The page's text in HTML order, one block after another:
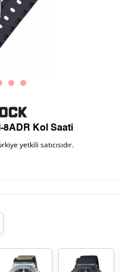
8ADR Kol Saati
yetkili satıcısıdır.